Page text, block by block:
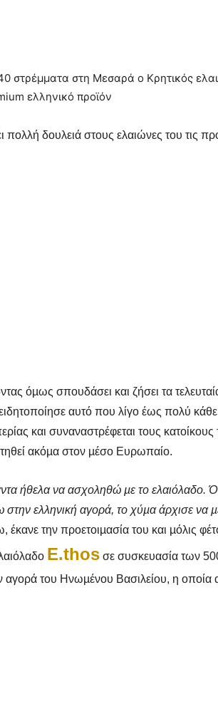
στρέμματα στη Μεσαρά ο Κρητικός
ελληνικό προϊόν
πολλή δουλειά στους ελαιώνες του τις
όµως σπουδάσει και ζήσει τα
αυτό που λίγο έως πολύ κάθε
και συναναστρέφεται τους κατοίκους
ακόµα στον µέσο Ευρωπαίο.
ήθελα να ασχοληθώ µε το ελαιόλαδο.
στην ελληνική αγορά, το χύµα άρχισε να
έκανε την προετοιµασία του και µόλις
E.thos σε συσκευασία των
αγορά του Ηνωµένου Βασιλείου, η οποία